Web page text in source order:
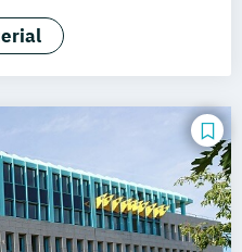
(DE/EN)